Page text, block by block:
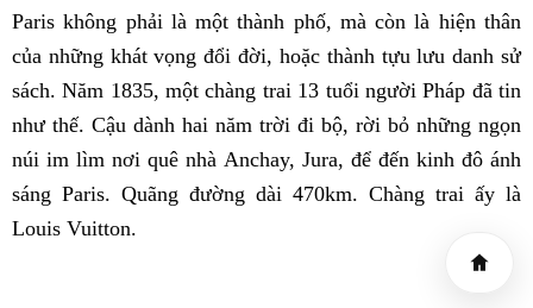
Paris không phải là một thành phố, mà còn là hiện thân
của những khát vọng đổi đời, hoặc thành tựu lưu danh sử
sách. Năm 1835, một chàng trai 13 tuổi người Pháp đã tin
như thế. Cậu dành hai năm trời đi bộ, rời bỏ những ngọn
núi im lìm nơi quê nhà Anchay, Jura, để đến kinh đô ánh
sáng Paris. Quãng đường dài 470km. Chàng trai ấy là
Louis Vuitton.